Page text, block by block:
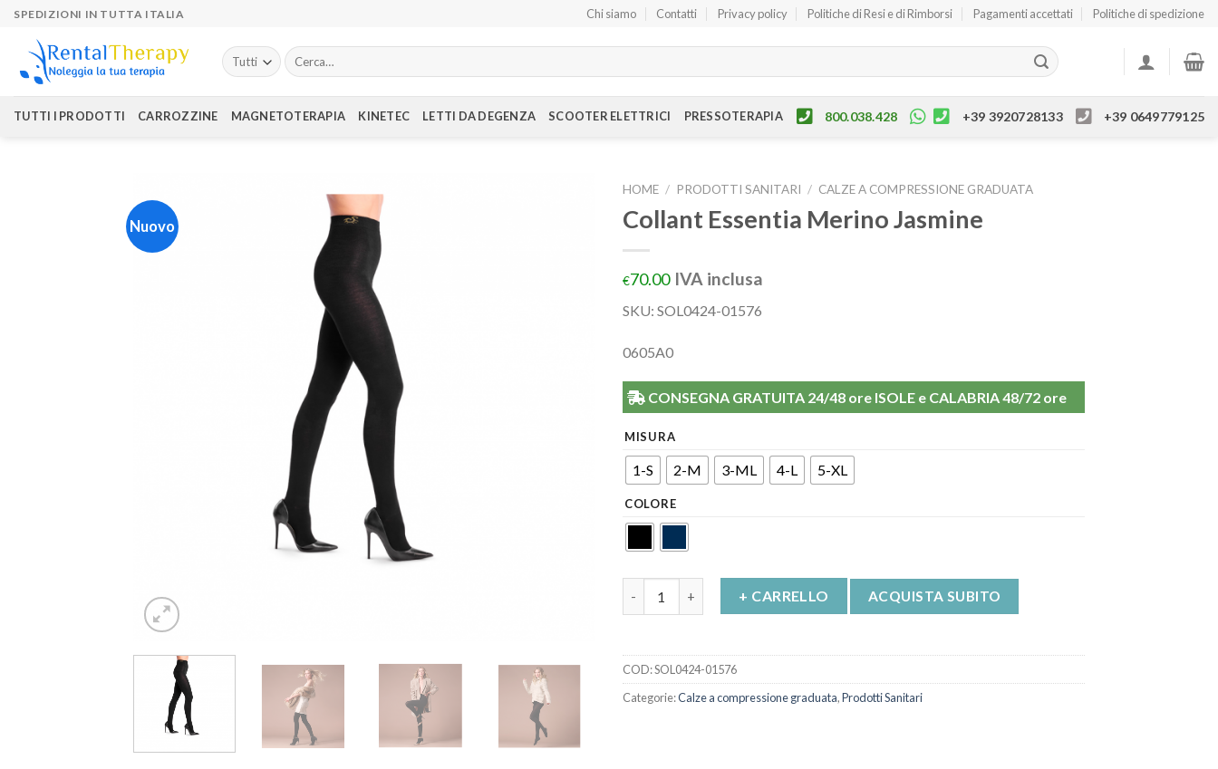
Skip
content
SPEDIZIONI IN TUTTA ITALIA Chi siamo Contatti Privacy policy Politiche di Resi e di Rimborsi Pagamenti accettati Politiche di spedizione
Cerca:
TUTTI I PRODOTTI CARROZZINE MAGNETOTERAPIA KINETEC LETTI DA DEGENZA SCOOTER ELETTRICI PRESSOTERAPIA 800.038.428 +39 3920728133 +39 0649779125
Nuovo
HOME / PRODOTTI SANITARI / CALZE A COMPRESSIONE GRADUATA
Collant Essentia Merino Jasmine
€70.00 IVA inclusa
SKU: SOL0424-01576
0605A0
CONSEGNA GRATUITA 24/48 ore ISOLE e CALABRIA 48/72 ore
MISURA
1-S 2-M 3-ML 4-L 5-XL
COLORE
+ CARRELLO ACQUISTA SUBITO
COD:SOL0424-01576
Categorie:Calze a compressione graduata,Prodotti Sanitari